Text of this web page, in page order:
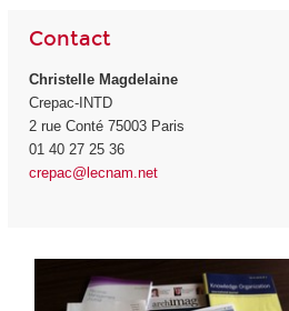
Contact
Christelle Magdelaine
Crepac-INTD
2 rue Conté 75003 Paris
01 40 27 25 36
crepac@lecnam.net